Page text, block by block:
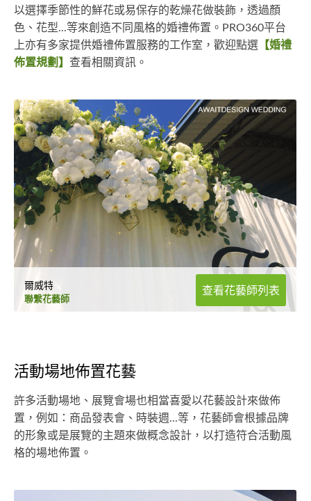
以選擇季節性的鮮花或易保存的乾燥花做裝飾，透過顏
色、花型...等來創造不同風格的婚禮佈置。PRO360平台
上亦有多家提供婚禮佈置服務的工作室，歡迎點選 【婚禮
佈置規劃】 查看相關資訊。
爾威特
聯繫花藝師
查看花藝師列表
活動場地佈置花藝
許多活動場地、展覽會場也相當喜愛以花藝設計來做佈
置，例如：商品發表會、時裝週...等，花藝師會根據品牌
的形象或是展覽的主題來做概念設計，以打造符合活動風
格的場地佈置。